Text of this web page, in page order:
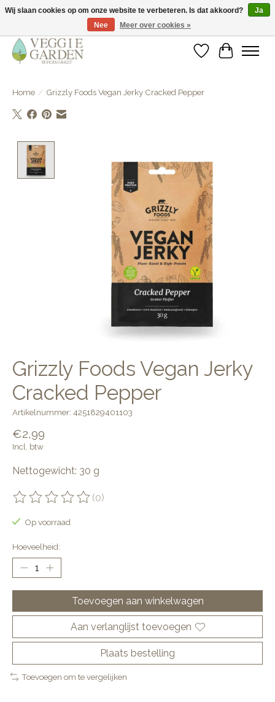
vegan & veggie products | free store pick-up
Verlanglijst
Home / Grizzly Foods Vegan Jerky Cracked Pepper
Grizzly Foods Vegan Jerky
Cracked Pepper
Artikelnummer: 4251829401103
€2,99
Incl. btw
Nettogewicht: 30 g
De beoordeling van dit product is
(0)
Op voorraad
Hoeveelheid:
Toevoegen aan winkelwagen
Aan verlanglijst toevoegen
Plaats bestelling
Toevoegen om te vergelijken
Wij slaan cookies op om onze website te verbeteren. Is dat akkoord?
Ja
Nee
Meer over cookies »